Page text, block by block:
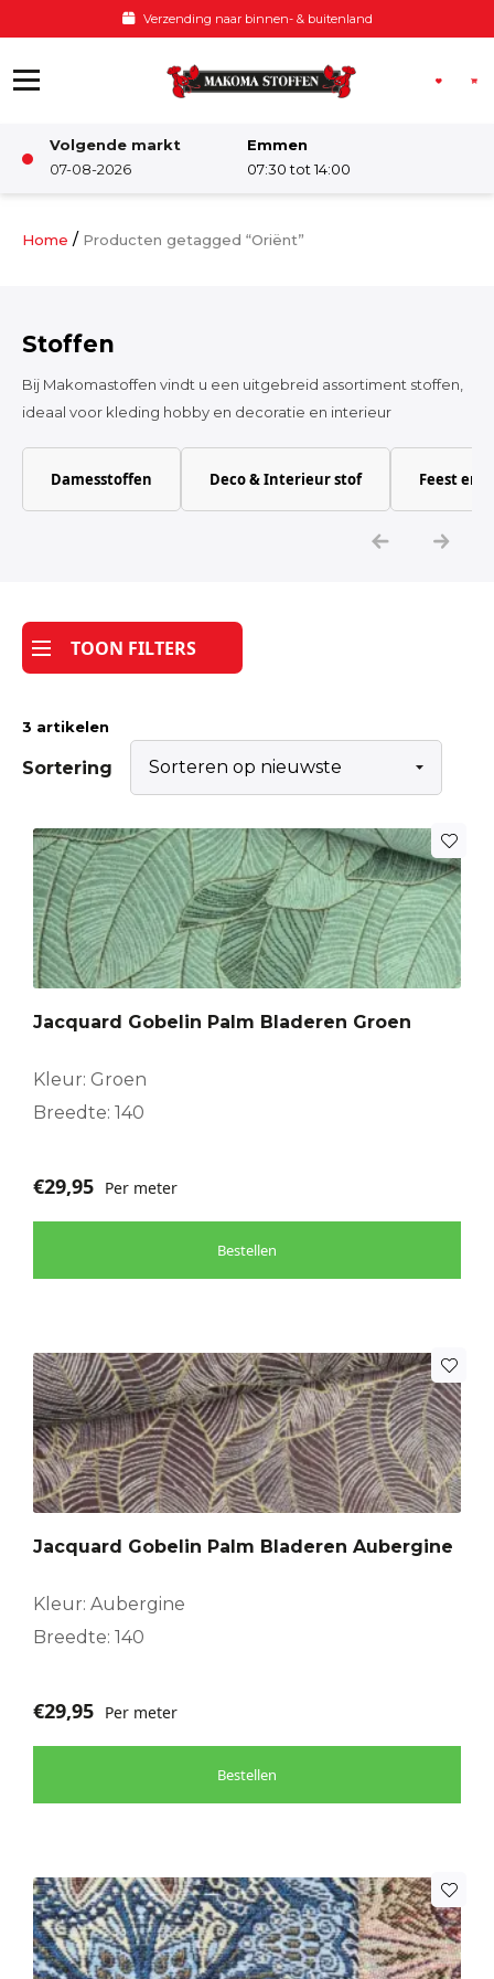
Voor 12:00 besteld, zelfde dag verzonden
Volgende markt
07-08-2026
Emmen
07:30 tot 14:00
Damesstoffen
Katoen
Tijdpakker stof
Home / Producten getagged “Oriënt”
Stoffen
Bij Makomastoffen vindt u een uitgebreid assortiment stoffen,
ideaal voor kleding hobby en decoratie en interieur
Damesstoffen Deco & Interieur stof Feest en
TOON FILTERS
3 artikelen
Sortering
Jacquard Gobelin Palm Bladeren Groen
Kleur: Groen
Breedte: 140
€29,95 Per meter
Bestellen
Jacquard Gobelin Palm Bladeren Aubergine
Kleur: Aubergine
Breedte: 140
€29,95 Per meter
Bestellen